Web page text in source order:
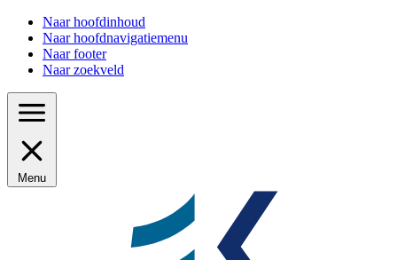
Naar hoofdinhoud
Naar hoofdnavigatiemenu
Naar footer
Naar zoekveld
Menu